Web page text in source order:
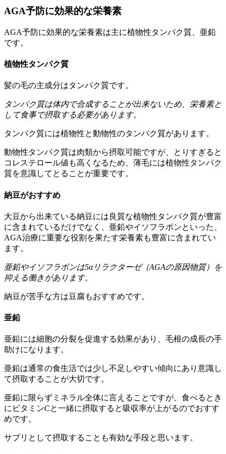
AGA予防に効果的な栄養素
AGA予防に効果的な栄養素は主に植物性タンパク質、亜鉛
です。
植物性タンパク質
髪の毛の主成分はタンパク質です。
タンパク質は体内で合成することが出来ないため、栄養素と
して食事で摂取する必要があります。
タンパク質には植物性と動物性のタンパク質があります。
動物性タンパク質は肉類から摂取可能ですが、とりすぎると
コレステロール値も高くなるため、薄毛には植物性タンパク
質を意識してとることが重要です。
納豆がおすすめ
大豆から出来ている納豆には良質な植物性タンパク質が豊富
に含まれているだけでなく、亜鉛やイソフラボンといった、
AGA治療に重要な役割を果たす栄養素も豊富に含まれてい
ます。
亜鉛やイソフラボンは5αリラクターゼ（AGAの原因物質）を
抑える働きがあります。
納豆が苦手な方は豆腐もおすすめです。
亜鉛
亜鉛には細胞の分裂を促進する効果があり、毛根の成長の手
助けになります。
亜鉛は通常の食生活では少し不足しやすい傾向にあり意識し
て摂取することが大切です。
亜鉛に限らずミネラル全体に言えることですが、食べるとき
にビタミンCと一緒に摂取すると吸収率が上がるのでおすす
めです。
サプリとして摂取することも有効な手段と思います。